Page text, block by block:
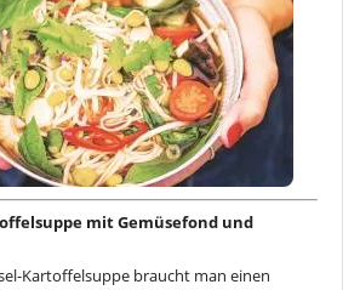
mit Gemüsefond und
Kartoffelsuppe braucht man einen